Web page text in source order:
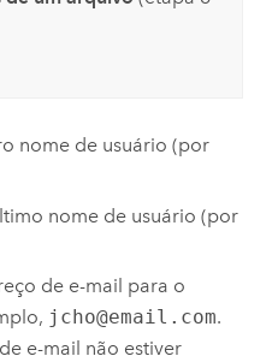
nome de usuário (por
nome de usuário (por
de e-mail para o
jcho@email.com.
e-mail não estiver